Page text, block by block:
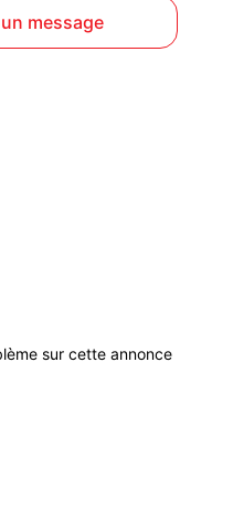
message
sur cette annonce